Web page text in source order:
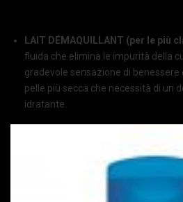
LAIT DÉMAQUILLANT (per le più
fluida che elimina le impurità della
gradevole sensazione di
pelle più secca che necessità di un
idratante.